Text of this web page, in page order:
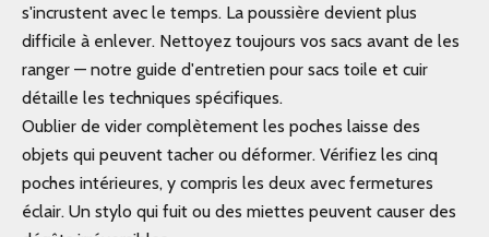
s'incrustent avec le temps. La poussière devient plus
difficile à enlever. Nettoyez toujours vos sacs avant de les
ranger — notre guide d'entretien pour sacs toile et cuir
détaille les techniques spécifiques.
Oublier de vider complètement les poches laisse des
objets qui peuvent tacher ou déformer. Vérifiez les cinq
poches intérieures, y compris les deux avec fermetures
éclair. Un stylo qui fuit ou des miettes peuvent causer des